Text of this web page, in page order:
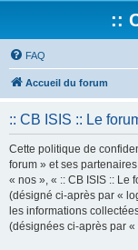
::
FAQ
Accueil du forum
:: CB ISIS :: Le
Cette politique de
forum » et ses
« nos », « :: CB ISIS :: Le
(désigné ci-après par «
les informations
(désignées ci-après par